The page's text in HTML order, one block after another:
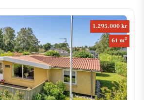
1.295.000 kr
61 m2